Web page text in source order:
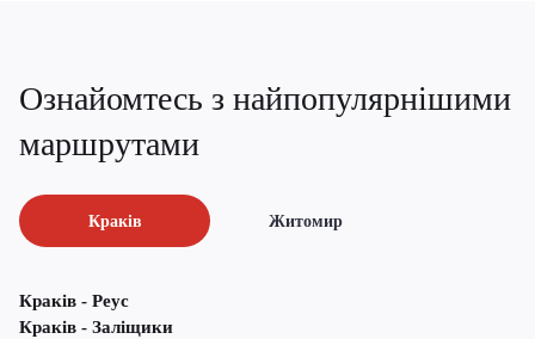
Ознайомтесь з найпопулярнішими
маршрутами
Краків Житомир
Краків - Реус
Краків - Заліщики